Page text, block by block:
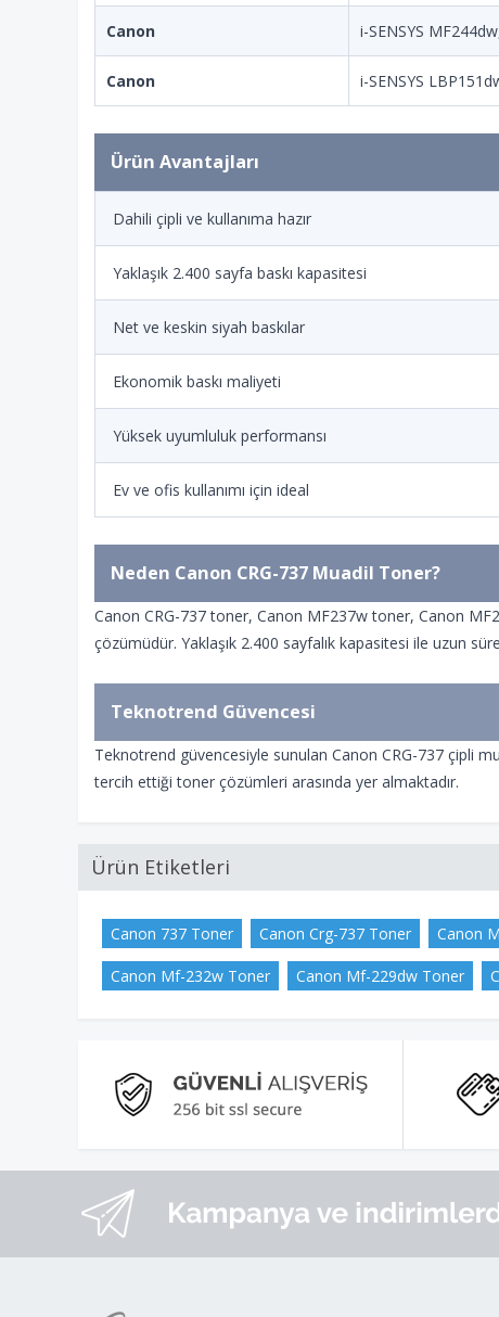
Canon i-SENSYS
Canon i-SENSYS
Ürün Avantajları
Dahili çipli ve kullanıma hazır
Yaklaşık 2.400 sayfa baskı kapasitesi
Net ve keskin siyah baskılar
Ekonomik baskı maliyeti
Yüksek uyumluluk performansı
Ev ve ofis kullanımı için ideal
Neden Canon CRG-737 Muadil Toner?
Canon CRG-737 toner, Canon MF237w toner, Canon
çözümüdür. Yaklaşık 2.400 sayfalık kapasitesi ile uzun
Teknotrend Güvencesi
Teknotrend güvencesiyle sunulan Canon CRG-737 çipli
tercih ettiği toner çözümleri arasında yer almaktadır.
Ürün Etiketleri
Canon 737 Toner Canon Crg-737 Toner Canon
Canon Mf-232w Toner Canon Mf-229dw Toner